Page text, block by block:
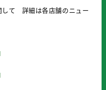
して 詳細は各店舗のニュー